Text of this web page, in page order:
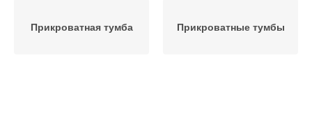
Прикроватная тумба Прикроватные тумбы